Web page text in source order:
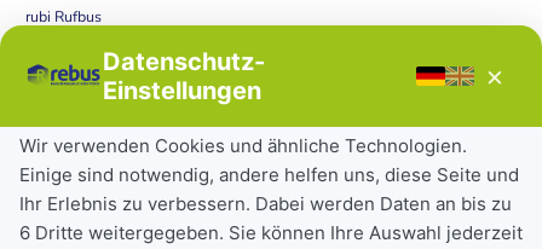
rubi Rufbus
Störungen
Tickets & Tarife
Deutschlandticket
Schülerkarte
Einzeltickets
Datenschutz-
Einstellungen
×
Wir verwenden Cookies und ähnliche Technologien.
Einige sind notwendig, andere helfen uns, diese Seite und
Ihr Erlebnis zu verbessern. Dabei werden Daten an bis zu
6 Dritte weitergegeben. Sie können Ihre Auswahl jederzeit